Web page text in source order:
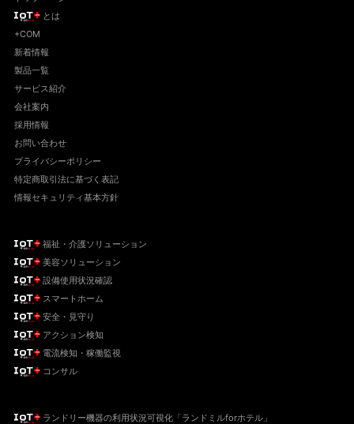
とは
+COM
新着情報
製品一覧
サービス紹介
会社案内
採用情報
お問い合わせ
プライバシーポリシー
特定商取引法に基づく表記
情報セキュリティ基本方針
福祉・介護ソリューション
美容ソリューション
設備使用状況確認
スマートホーム
安全・見守り
アクション検知
電流検知・稼働監視
コンサル
ランドリー機器の利用状況可視化「ランドミルforホテル」